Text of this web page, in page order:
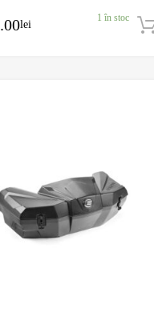
lei
1 în stoc